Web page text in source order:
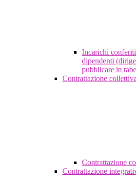
Incarichi
dipendenti
pubblicare in
Contrattazione collettiva
Contrattazione
Contrattazione